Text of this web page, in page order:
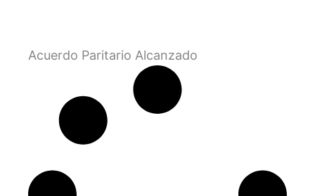
Acuerdo Paritario Alcanzado